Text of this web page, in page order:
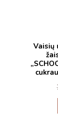
Vaisių